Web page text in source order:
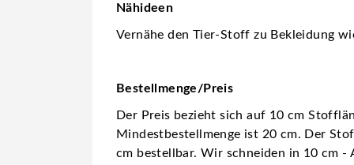
Nähideen
Vernähe den Tier-Stoff zu Bekleidung
Bestellmenge/Preis
Der Preis bezieht sich auf 10 cm
Mindestbestellmenge ist 20 cm. Der
cm bestellbar. Wir schneiden in 10 cm -